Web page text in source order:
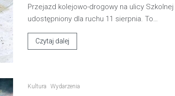
Przejazd kolejowo-drogowy na ulicy
udostępniony dla ruchu 11 sierpnia. To…
Czytaj dalej
Kultura Wydarzenia